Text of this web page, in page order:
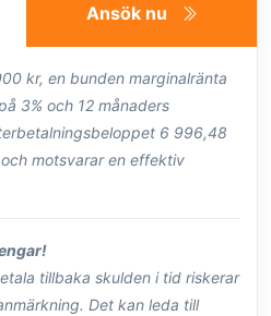
Ansök nu
kr, en bunden marginalränta
3% och 12 månaders
6 996,48
motsvarar en effektiv
tillbaka skulden i tid riskerar
Det kan leda till